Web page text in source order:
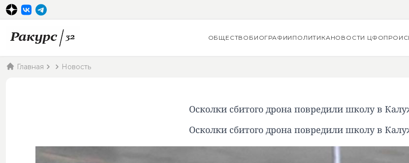
ОБЩЕСТВО БИОГРАФИИ ПОЛИТИКАНОВОСТИ ЦФО
Главная Новость
Осколки сбитого дрона повредили школу в
Осколки сбитого дрона повредили школу в